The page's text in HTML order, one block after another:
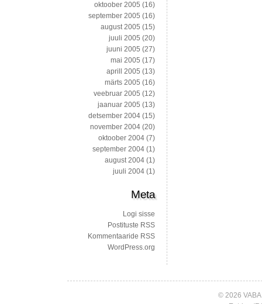
oktoober 2005 (16)
september 2005 (16)
august 2005 (15)
juuli 2005 (20)
juuni 2005 (27)
mai 2005 (17)
aprill 2005 (13)
märts 2005 (16)
veebruar 2005 (12)
jaanuar 2005 (13)
detsember 2004 (15)
november 2004 (20)
oktoober 2004 (7)
september 2004 (1)
august 2004 (1)
juuli 2004 (1)
Meta
Logi sisse
Postituste RSS
Kommentaaride RSS
WordPress.org
© 2026